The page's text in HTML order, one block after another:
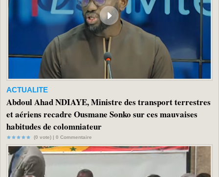
ACTUALITE
Abdoul Ahad NDIAYE, Ministre des transport terrestres
et aériens recadre Ousmane Sonko sur ces mauvaises
habitudes de colomniateur
(0 vote) | 0 Commentaire